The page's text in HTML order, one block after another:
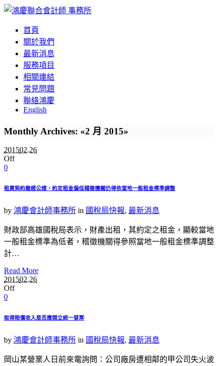
首頁
關於我們
最新消息
服務項目
相關連結
常見問題
聯絡鴻慶
English
Monthly Archives: «2 月 2015»
201502.26
Off
0
租賃契約雖經公證，約定租金偏低稽徵機關仍得依當地一般租金標準調整
by 鴻慶會計師事務所 in 國稅局快報, 最新消息
財政部高雄國稅局表示，財產出租，其約定之租金，顯較當地
一般租金標準為低者，稽徵機關得參照當地一般租金標準調整
計…
Read More
201502.26
Off
0
取得賠償收入是否應開立統一發票
by 鴻慶會計師事務所 in 國稅局快報, 最新消息
岡山某營業人日前來電詢問：公司廠房遭相鄰的甲公司失火波